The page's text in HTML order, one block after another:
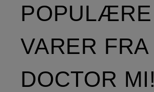
POPULÆRE
VARER FRA
DOCTOR MI!